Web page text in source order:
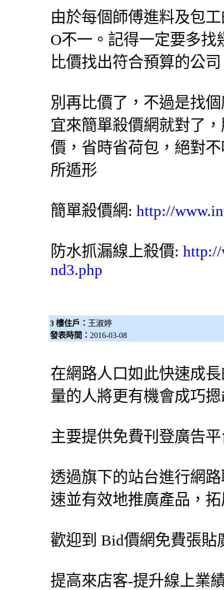
由於每個師傅進料及包
O不一。記得一定要多
比價找出符合預算的公
別再比價了，不過是找
宜來簡單殺價網就對了
價 ，省時省荷包，絕對
所遁形
簡單殺價網: http://
防水抓漏線上殺價: http://
nd3.php
3 樓住戶： 王淑婷
發表時間： 2016-03-08
在網路人口如此快速成
量的人將更有機會成巧
主要提供免費刊登廣告
透過旗下的站台進行網
速並有效地推廣產品，
歡迎到 Bid價網免費張貼
提高來店客-提升線上業